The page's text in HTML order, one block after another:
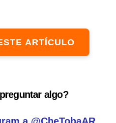
ARTÍCULO
algo?